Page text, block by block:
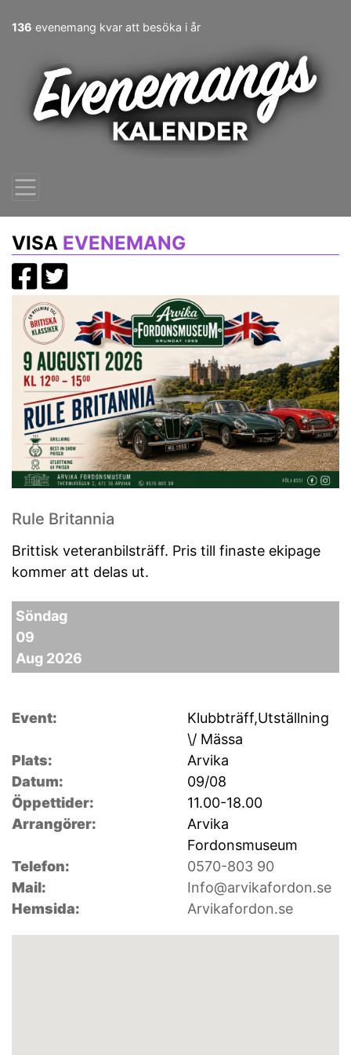
136 evenemang kvar att besöka i år
VISA EVENEMANG
Rule Britannia
Brittisk veteranbilsträff. Pris till finaste ekipage
kommer att delas ut.
Söndag
09
Aug 2026
Event:
Klubbträff,Utställning
\/ Mässa
Plats:
Arvika
Datum:
09/08
Öppettider:
11.00-18.00
Arrangörer:
Arvika
Fordonsmuseum
Telefon:
0570-803 90
Mail:
Info@arvikafordon.se
Hemsida:
Arvikafordon.se